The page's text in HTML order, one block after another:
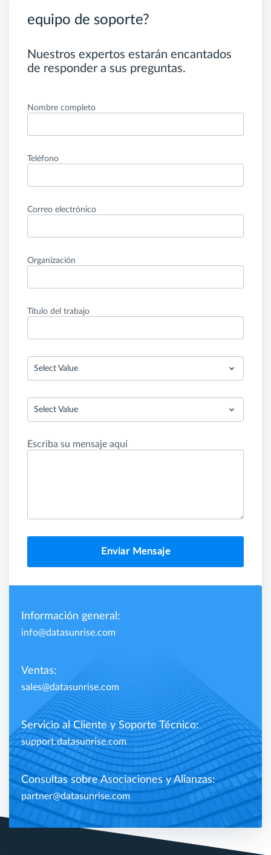
equipo de soporte?
Nuestros expertos estarán encantados
de responder a sus preguntas.
Nombre completo
Teléfono
Correo electrónico
Organización
Título del trabajo
Select Value
Select Value
Escriba su mensaje aquí
Enviar Mensaje
Información general:
info@datasunrise.com
Ventas:
sales@datasunrise.com
Servicio al Cliente y Soporte Técnico:
support.datasunrise.com
Consultas sobre Asociaciones y Alianzas:
partner@datasunrise.com